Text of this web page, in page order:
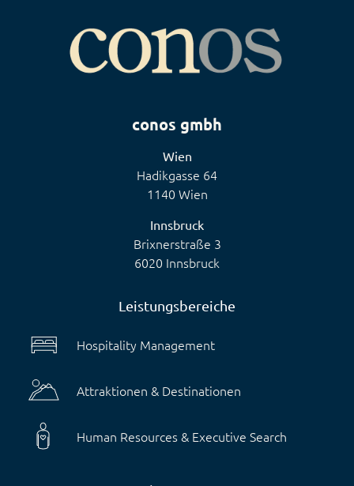
conos gmbh
Wien
Hadikgasse 64
1140 Wien
Innsbruck
Brixnerstraße 3
6020 Innsbruck
Leistungsbereiche
Hospitality Management
Attraktionen & Destinationen
Human Resources & Executive Search